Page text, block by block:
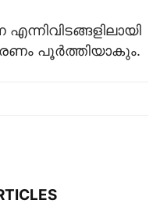
പൂര്‍ത്തിയാകും.